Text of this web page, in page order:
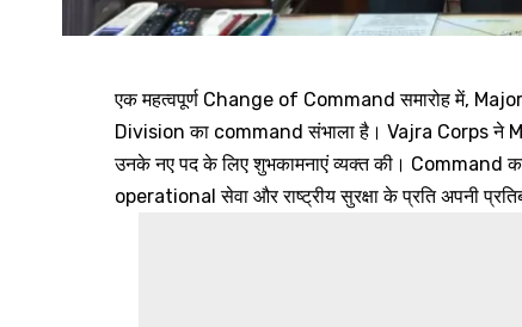
एक महत्वपूर्ण Change of Command समारोह में,
Division का command संभाला है। Vajra Corps ने
उनके नए पद के लिए शुभकामनाएं व्यक्त की। Command
operational सेवा और राष्ट्रीय सुरक्षा के प्रति अपनी